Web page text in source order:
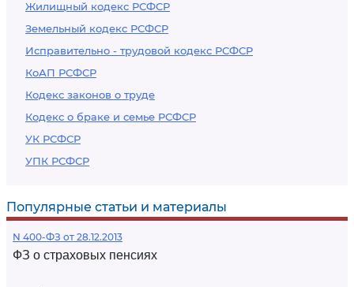
Жилищный кодекс РСФСР
Земельный кодекс РСФСР
Исправительно - трудовой кодекс РСФСР
КоАП РСФСР
Кодекс законов о труде
Кодекс о браке и семье РСФСР
УК РСФСР
УПК РСФСР
Популярные статьи и материалы
N 400-ФЗ от 28.12.2013
ФЗ о страховых пенсиях